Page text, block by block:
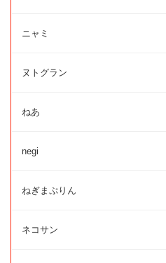
ニャミ
ヌトグラン
ねあ
negi
ねぎまぷりん
ネコサン